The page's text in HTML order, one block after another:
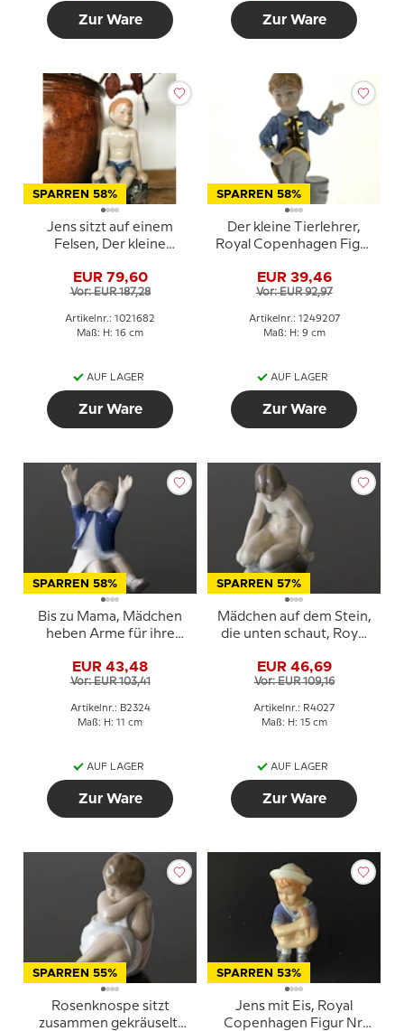
Zur Ware Zur Ware
SPARREN 58%
Jens sitzt auf einem
Felsen, Der kleine
Copenhagen Figur Nr.
682
EUR 79,60
Vor: EUR 187,28
Artikelnr.: 1021682
Maß: H: 16 cm
AUF LAGER
Zur Ware
SPARREN 58%
Der kleine Tierlehrer,
Royal Copenhagen Figur
Kollektion
EUR 39,46
Vor: EUR 92,97
Artikelnr.: 1249207
Maß: H: 9 cm
AUF LAGER
Zur Ware
SPARREN 58%
Bis zu Mama, Mädchen
heben Arme für ihre
Figur Nr. 478 oder 2324
EUR 43,48
Vor: EUR 103,41
Artikelnr.: B2324
Maß: H: 11 cm
AUF LAGER
Zur Ware
SPARREN 57%
Mädchen auf dem Stein,
die unten schaut, Royal
4027
EUR 46,69
Vor: EUR 109,16
Artikelnr.: R4027
Maß: H: 15 cm
AUF LAGER
Zur Ware
SPARREN 55%
Rosenknospe sitzt
zusammen gekräuselt,
SPARREN 53%
Jens mit Eis, Royal
Copenhagen Figur Nr.